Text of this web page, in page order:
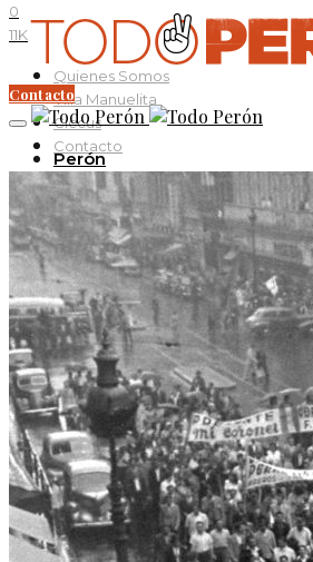
0
11K
Quienes Somos
Villa Manuelita
Ciccus
Contacto
Contacto
Perón
Evita
Documentos
Curso Evita Capitana
Videos
Efemérides